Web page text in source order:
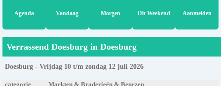
Agenda Vandaag Morgen Dit Weekend Aanmelden
Verrassend Doesburg in Doesburg
Doesburg - Vrijdag 10 t/m zondag 12 juli 2026
categorie Markten & Braderieën & Beurzen